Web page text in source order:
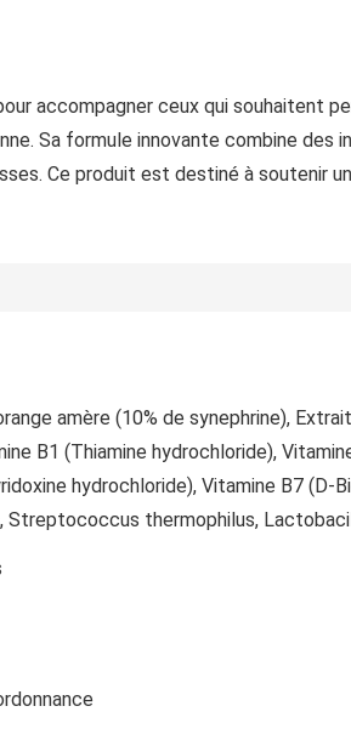
accompagner ceux qui souhaitent
Sa formule innovante combine
Ce produit est destiné à soutenir
amère (10% de synephrine),
B1 (Thiamine hydrochloride),
hydrochloride), Vitamine B7 (D-
Streptococcus thermophilus,